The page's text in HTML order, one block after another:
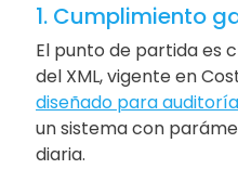
1. Cumplimiento
El punto de partida es
del XML, vigente en
diseñado para
un sistema con
diaria.